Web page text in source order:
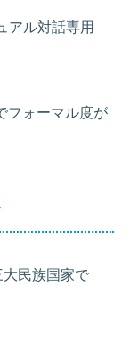
アル対話専用
フォーマル度が
民族国家で